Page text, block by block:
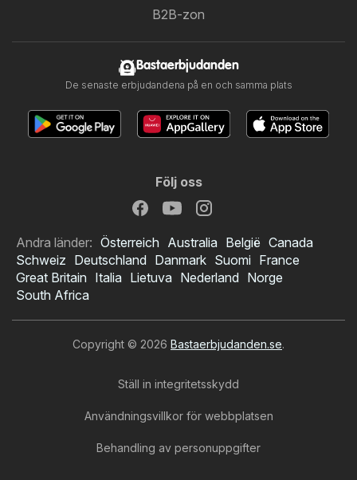
B2B-zon
Bastaerbjudanden
De senaste erbjudandena på en och samma plats
Följ oss
Andra länder: Österreich Australia België Canada
Schweiz Deutschland Danmark Suomi France
Great Britain Italia Lietuva Nederland Norge
South Africa
Copyright © 2026 Bastaerbjudanden.se.
Ställ in integritetsskydd
Användningsvillkor för webbplatsen
Behandling av personuppgifter